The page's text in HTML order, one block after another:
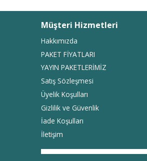
Müşteri Hizmetleri
Hakkımızda
PAKET FİYATLARI
YAYIN PAKETLERİMİZ
Satış Sözleşmesi
Üyelik Koşulları
Gizlilik ve Güvenlik
İade Koşulları
İletişim